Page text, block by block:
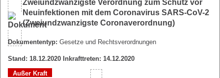
Zweiundzwanzigste Verordnung zum Schutz vor
Neuinfektionen mit dem Coronavirus SARS-CoV-2
(Zweiundzwanzigste Coronaverordnung)
Dokumententyp: Gesetze und Rechtsverordnungen
Stand: 18.12.2020 Inkrafttreten: 14.12.2020
Außer Kraft